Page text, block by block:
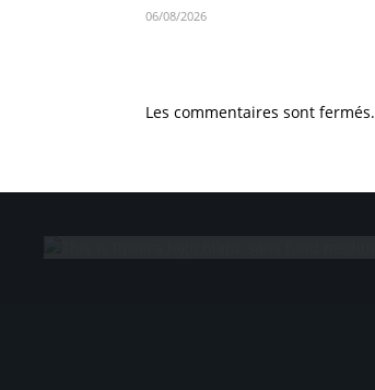
06/08/2026
Les commentaires sont fermés.